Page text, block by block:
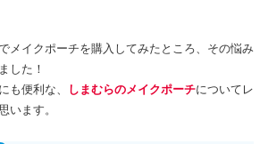
メイクポーチを購入してみたところ、その悩み
した！
も便利な、
しまむらのメイクポーチについてレ
います。